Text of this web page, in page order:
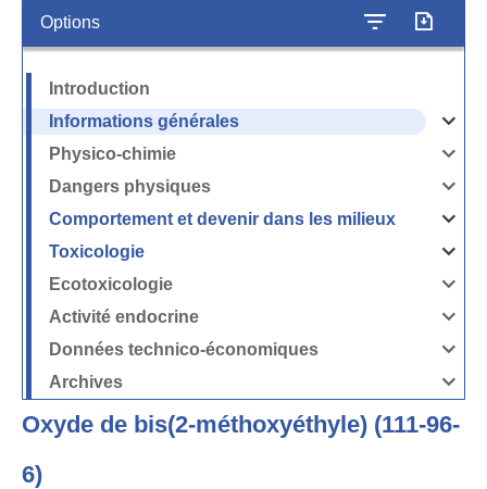
Options
Introduction
Informations générales
Ouvrir
la
générales
Physico-chimie
Ouvrir
la
chimie
Dangers physiques
Ouvrir
la
Comportement et devenir dans les milieux
Ouvrir
la
et
les
milieux
Toxicologie
Ouvrir
la
Ecotoxicologie
Ouvrir
la
Activité endocrine
Ouvrir
la
endocrine
Données technico-économiques
Ouvrir
la
Données
Archives
Ouvrir
la
rubrique
Archives
Oxyde de bis(2-méthoxyéthyle) (111-96-
6)